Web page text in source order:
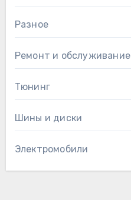
Разное
Ремонт и обслуживание
Тюнинг
Шины и диски
Электромобили